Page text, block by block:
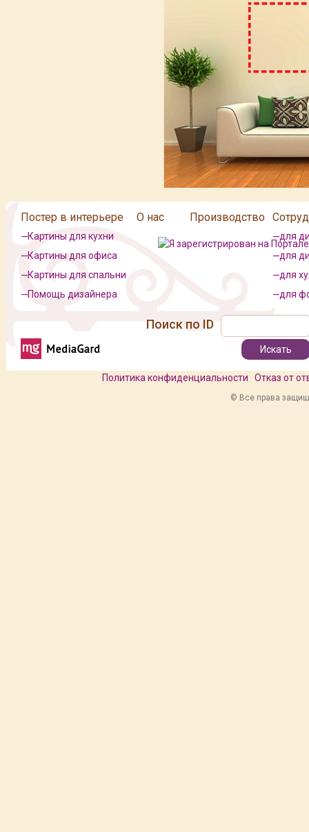
Постер в интерьере
Картины для кухни
Картины для офиса
Картины для спальни
Помощь дизайнера
О нас Производство
для
для
для
для
Поиск по ID
Политика конфиденциальности Отказ от
© Все права